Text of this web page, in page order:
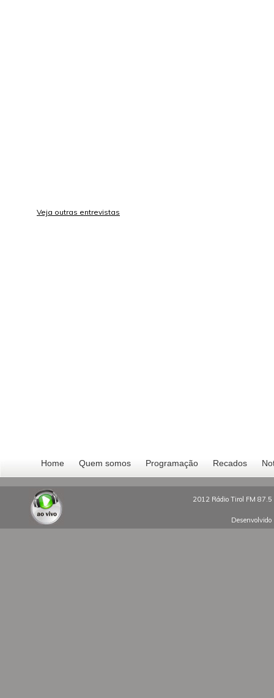
Veja outras entrevistas
Home Quem somos Programação Recados
2012 Rádio Tirol FM 87.5